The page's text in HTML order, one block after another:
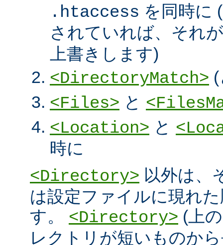
.htaccess を同時に (
されていれば、それ
上書きします)
<DirectoryMatch>
<Files> と
<Location> と
時に
<Directory> 以外は、
は設定ファイルに現れ
す。 <Directory> (上
レクトリが短いものか